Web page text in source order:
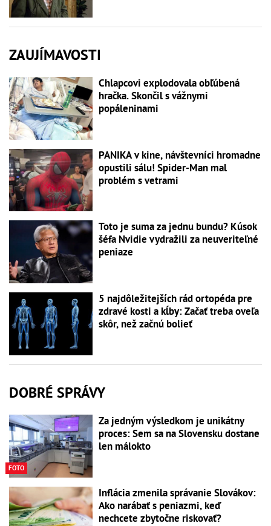
ZAUJÍMAVOSTI
Chlapcovi explodovala obľúbená
hračka. Skončil s vážnymi
popáleninami
PANIKA v kine, návštevníci hromadne
opustili sálu! Spider-Man mal
problém s vetrami
Toto je suma za jednu bundu? Kúsok
šéfa Nvidie vydražili za neuveriteľné
peniaze
5 najdôležitejších rád ortopéda pre
zdravé kosti a kĺby: Začať treba oveľa
skôr, než začnú bolieť
DOBRÉ SPRÁVY
FOTO
Za jedným výsledkom je unikátny
proces: Sem sa na Slovensku dostane
len málokto
Inflácia zmenila správanie Slovákov:
Ako narábať s peniazmi, keď
nechcete zbytočne riskovať?